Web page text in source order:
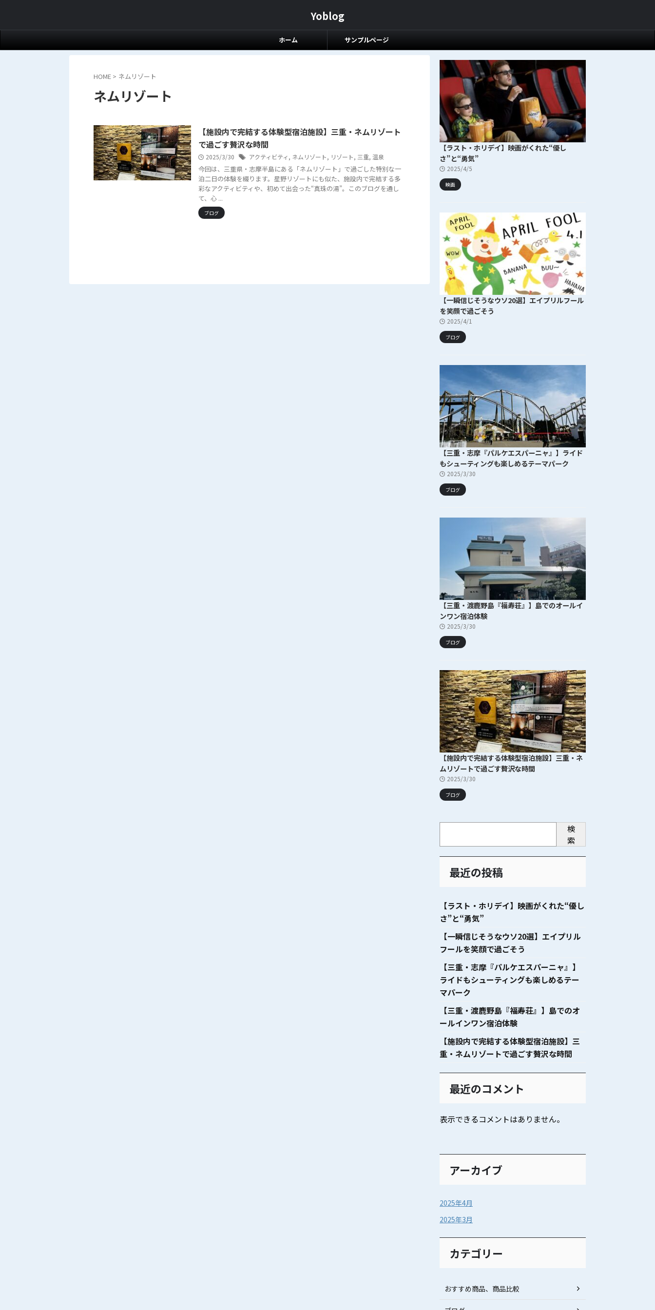
Yoblog
ホーム サンプルページ
HOME > ネムリゾート
ネムリゾート
【施設内で完結する体験型宿泊施設】三重・ネムリゾート
で過ごす贅沢な時間
2025/3/30 アクティビティ, ネムリゾート, リゾート, 三重, 温泉
今回は、三重県・志摩半島にある「ネムリゾート」で過ごした特別な一
泊二日の体験を綴ります。星野リゾートにも似た、施設内で完結する多
彩なアクティビティや、初めて出会った“真珠の湯”。このブログを通し
て、心 ...
ブログ
【ラスト・ホリデイ】映画がくれた“優し
さ”と“勇気”
2025/4/5
映画
【一瞬信じそうなウソ20選】エイプリルフール
を笑顔で過ごそう
2025/4/1
ブログ
【三重・志摩『パルケエスパーニャ』】ライド
もシューティングも楽しめるテーマパーク
2025/3/30
ブログ
【三重・渡鹿野島『福寿荘』】島でのオールイ
ンワン宿泊体験
2025/3/30
ブログ
【施設内で完結する体験型宿泊施設】三重・ネ
ムリゾートで過ごす贅沢な時間
2025/3/30
ブログ
検
索
最近の投稿
【ラスト・ホリデイ】映画がくれた“優し
さ”と“勇気”
【一瞬信じそうなウソ20選】エイプリル
フールを笑顔で過ごそう
【三重・志摩『パルケエスパーニャ』】
ライドもシューティングも楽しめるテー
マパーク
【三重・渡鹿野島『福寿荘』】島でのオ
ールインワン宿泊体験
【施設内で完結する体験型宿泊施設】三
重・ネムリゾートで過ごす贅沢な時間
最近のコメント
表示できるコメントはありません。
アーカイブ
2025年4月
2025年3月
カテゴリー
おすすめ商品、商品比較